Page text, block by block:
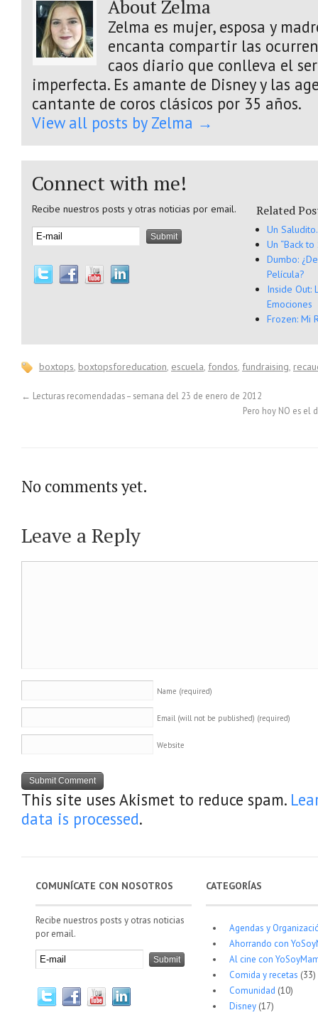
About Zelma
Zelma es mujer, esposa y
encanta compartir las
caos diario que conlleva el
imperfecta. Es amante de Disney y las
cantante de coros clásicos por 35 años.
View all posts by Zelma →
Connect with me!
Recibe nuestros posts y otras noticias por email. Related
Un
Un “Back
Dumbo:
Película?
Inside Out:
Emociones
Frozen: Mi
boxtops, boxtopsforeducation, escuela, fondos, fundraising,
← Lecturas recomendadas – semana del 23 de enero de 2012
Pero hoy NO es el
No comments yet.
Leave a Reply
Name (required)
Email (will not be published) (required)
Website
This site uses Akismet to reduce spam.
data is processed.
COMUNÍCATE CON NOSOTROS
Recibe nuestros posts y otras noticias
por email.
CATEGORÍAS
Agendas y
Ahorrando con
Al cine con
Comida y recetas (33)
Comunidad (10)
Disney(17)